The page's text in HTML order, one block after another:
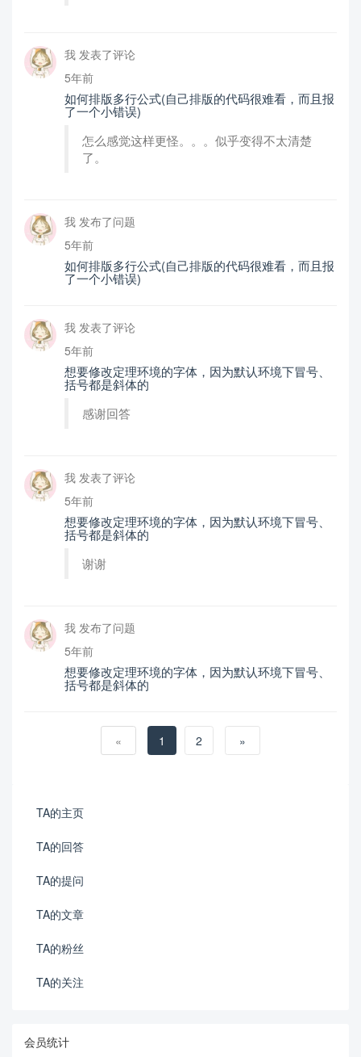
我 发表了评论
5年前
如何排版多行公式(自己排版的代码很难看，而且报
了一个小错误)
怎么感觉这样更怪。。。似乎变得不太清楚
了。
我 发布了问题
5年前
如何排版多行公式(自己排版的代码很难看，而且报
了一个小错误)
我 发表了评论
5年前
想要修改定理环境的字体，因为默认环境下冒号、
括号都是斜体的
感谢回答
我 发表了评论
5年前
想要修改定理环境的字体，因为默认环境下冒号、
括号都是斜体的
谢谢
我 发布了问题
5年前
想要修改定理环境的字体，因为默认环境下冒号、
括号都是斜体的
« 1 2 »
TA的主页
TA的回答
TA的提问
TA的文章
TA的粉丝
TA的关注
会员统计